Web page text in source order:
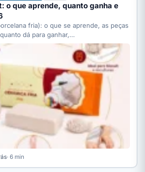
o que aprende, quanto ganha e
fria): o que se aprende, as peças
dá para ganhar,…
· 6 min